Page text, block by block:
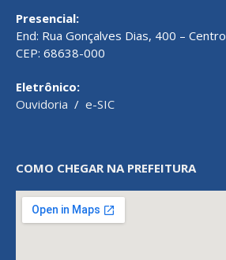
Presencial:
End: Rua Gonçalves Dias, 400 – Centro
CEP: 68638-000
Eletrônico:
Ouvidoria / e-SIC
COMO CHEGAR NA PREFEITURA